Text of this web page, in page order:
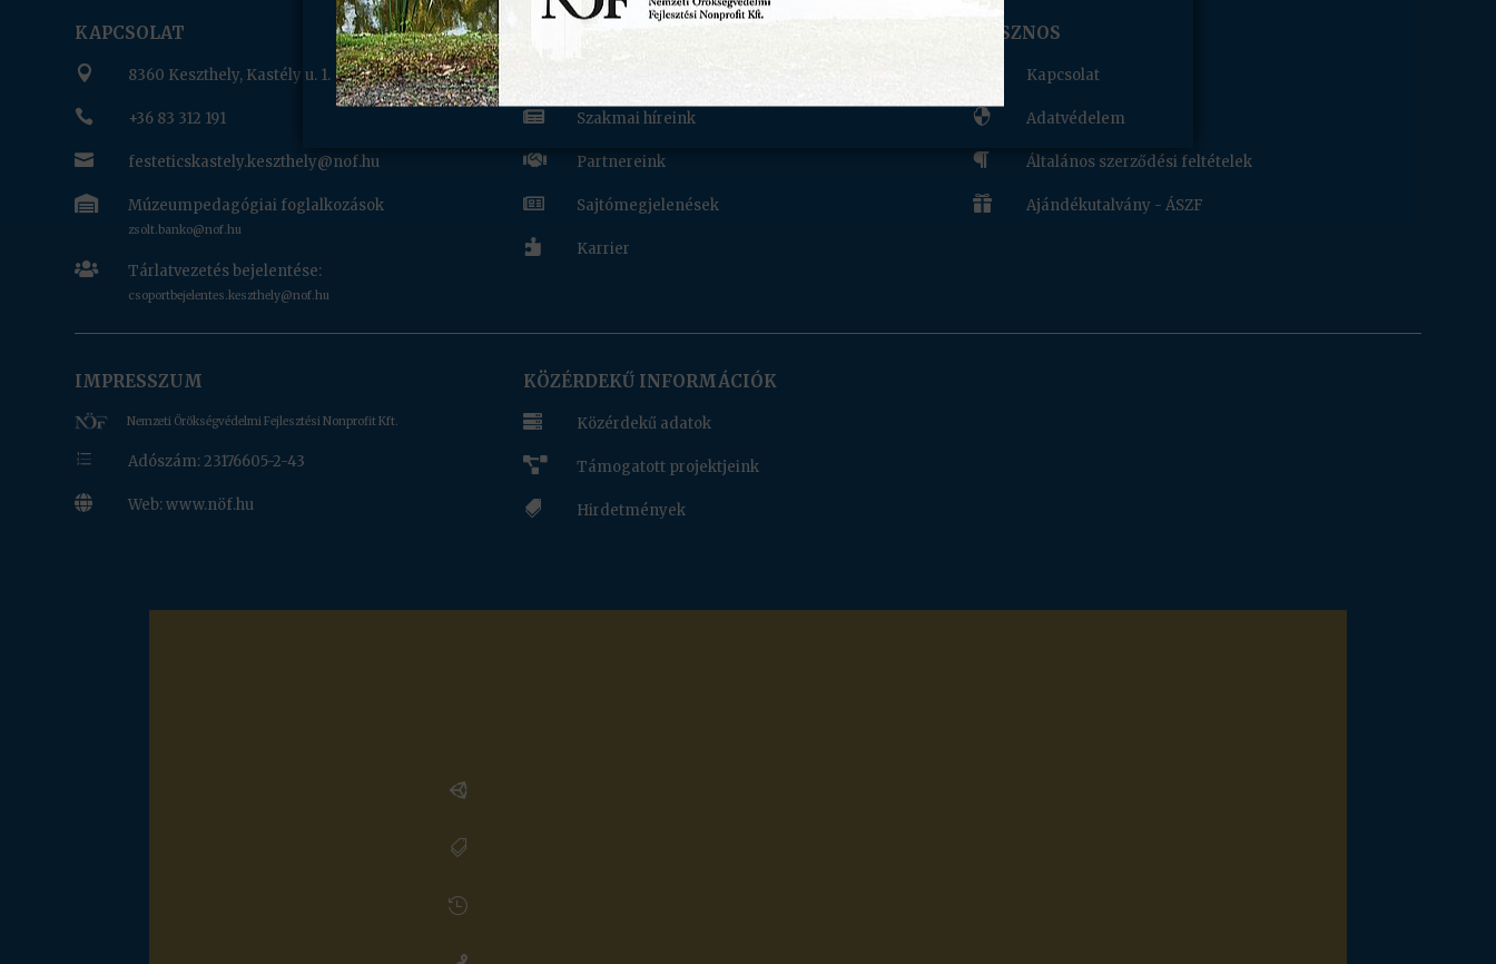
KAPCSOLAT
 8360 Keszthely, Kastély u. 1.
 +36 83 312 191
 festeticskastely.keszthely@nof.hu
 Múzeumpedagógiai foglalkozások
zsolt.banko@nof.hu
 Tárlatvezetés bejelentése:
csoportbejelentes.keszthely@nof.hu
Munkatársaink
 Szakmai híreink
 Partnereink
 Sajtómegjelenések
 Karrier
HASZNOS
Kapcsolat
 Adatvédelem
 Általános szerződési feltételek
 Ajándékutalvány - ÁSZF
IMPRESSZUM
Nemzeti Örökségvédelmi Fejlesztési Nonprofit Kft.
e Adószám: 23176605-2-43
 Web: www.nöf.hu
KÖZÉRDEKŰ INFORMÁCIÓK
 Közérdekű adatok
 Támogatott projektjeink
 Hirdetmények


